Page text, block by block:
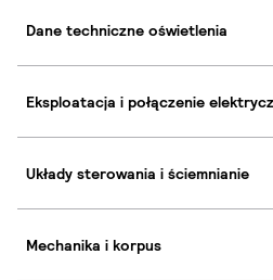
Dane techniczne oświetlenia
Eksploatacja i połączenie
Układy sterowania i ściemnianie
Mechanika i korpus